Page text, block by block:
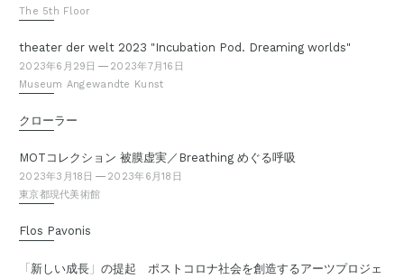
The 5th Floor
theater der welt 2023 "Incubation Pod. Dreaming worlds"
2023年6月29日
2023年7月16日
Museum Angewandte Kunst
クローラー
MOTコレクション 被膜虚実／Breathing めぐる呼吸
2023年3月18日
2023年6月18日
東京都現代美術館
Flos Pavonis
「新しい成長 」 の提起 ポストコロナ社会を創造するアーツプロジェ